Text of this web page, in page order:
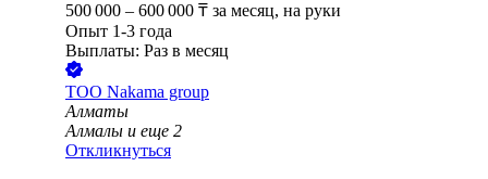
500 000 – 600 000 ₸ за месяц, на руки
Опыт 1-3 года
Выплаты: Раз в месяц
ТОО Nakama group
Алматы
Алмалы и еще 2
Откликнуться